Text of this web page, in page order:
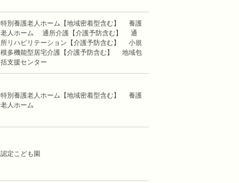
特別養護老人ホーム【地域密着型含む】 養護
老人ホーム 通所介護【介護予防含む】 通
所リハビリテーション【介護予防含む】 小規
模多機能型居宅介護【介護予防含む】 地域包
括支援センター
特別養護老人ホーム【地域密着型含む】 養護
老人ホーム
認定こども園